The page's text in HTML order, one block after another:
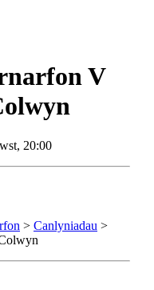
V
20:00
> Canlyniadau >